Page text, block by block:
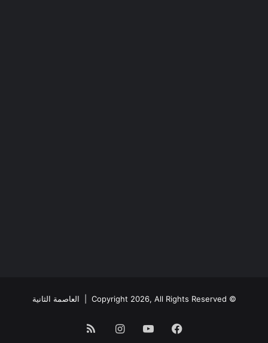
© Copyright 2026, All Rights Reserved | العاصمة الثانية
فيسبوكيوتيوبانستقرامملخص